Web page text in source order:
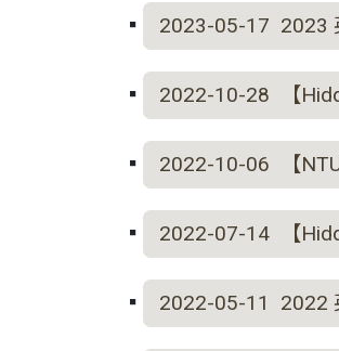
2023-05-17 2023
2022-10-28 【
2022-10-06 【
2022-07-14 【
2022-05-11 2022